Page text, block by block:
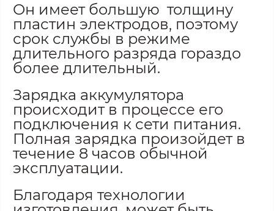
Он имеет большую толщину
пластин электродов, поэтому
срок службы в режиме
длительного разряда гораздо
более длительный.
Зарядка аккумулятора
происходит в процессе его
подключения к сети питания.
Полная зарядка произойдет в
течение 8 часов обычной
эксплуатации.
Благодаря технологии